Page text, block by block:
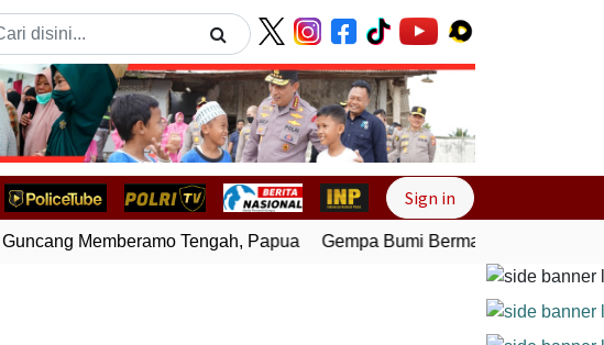
Next
Sign in
Memberamo Tengah, Papua Gempa Bumi Bermagnitudo 4,0